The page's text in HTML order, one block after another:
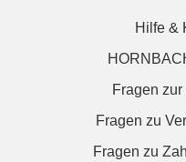
Hilfe &
Fragen
Fragen zu
Fragen zu